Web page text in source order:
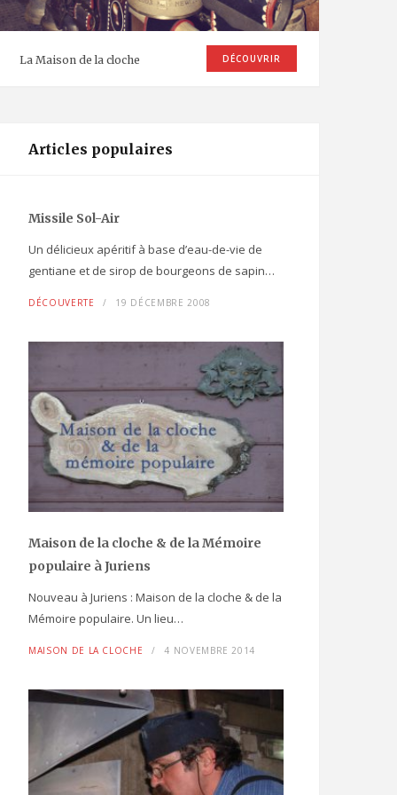
La Maison de la cloche DÉCOUVRIR
Articles populaires
Missile Sol-Air
Un délicieux apéritif à base d’eau-de-vie de
gentiane et de sirop de bourgeons de sapin…
DÉCOUVERTE 19 DÉCEMBRE 2008
Maison de la cloche & de la Mémoire
populaire à Juriens
Nouveau à Juriens : Maison de la cloche & de la
Mémoire populaire. Un lieu…
MAISON DE LA CLOCHE 4 NOVEMBRE 2014